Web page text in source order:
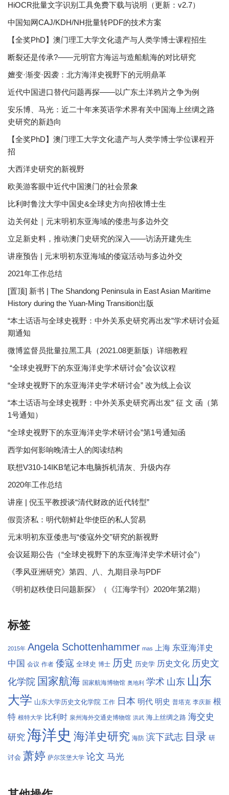
HiOCR批量文字识别工具免费下载与说明（更新：v2.7）
中国知网CAJ/KDH/NH批量转PDF的技术方案
【全奖PhD】澳门理工大学文化遗产与人类学博士课程招生
断裂还是传承?——元明官方海运与造船航海的对比研究
嬗变·渐变·因袭：北方海洋史视野下的元明鼎革
近代中国进口替代问题再探——以广东土洋鸦片之争为例
安乐博、马光：近二十年来英语学术界有关中国海上丝绸之路
史研究的新趋向
【全奖PhD】澳门理工大学文化遗产与人类学博士学位课程开
招
大西洋史研究的新视野
欧美游客眼中近代中国澳门的社会景象
比利时鲁汶大学中国史&全球史方向招收博士生
边关何处｜元末明初东亚海域的倭患与多边外交
立足新史料，推动澳门史研究的深入——访汤开建先生
讲座预告 | 元末明初东亚海域的倭寇活动与多边外交
2021年工作总结
[置顶] 新书 | The Shandong Peninsula in East Asian Maritime
History during the Yuan-Ming Transition出版
“本土话语与全球史视野：中外关系史研究再出发”学术研讨会延
期通知
微博监督员批量拉黑工具（2021.08更新版）详细教程
“全球史视野下的东亚海洋史学术研讨会”会议议程
“全球史视野下的东亚海洋史学术研讨会” 改为线上会议
“本土话语与全球史视野：中外关系史研究再出发” 征 文 函（第
1号通知）
“全球史视野下的东亚海洋史学术研讨会”第1号通知函
西学如何影响晚清士人的阅读结构
联想V310-14IKB笔记本电脑拆机清灰、升级内存
2020年工作总结
讲座 | 倪玉平教授谈“清代财政的近代转型”
假贡济私：明代朝鲜赴华使臣的私人贸易
元末明初东亚倭患与“倭寇外交”研究的新视野
会议延期公告（“全球史视野下的东亚海洋史学术研讨会”）
《季风亚洲研究》第四、八、九期目录与PDF
《明初赵秩使日问题新探》（《江海学刊》2020年第2期）
标签
2015年 Angela Schottenhammer mas 上海 东亚海洋史
中国 会议 作者 倭寇 全球史 博士 历史 历史学 历史文化 历史文
化学院 国家航海 国家航海博物馆 奥地利 学术 山东 山东
大学 山东大学历史文化学院 工作 日本 明代 明史 普塔克 李庆新 根
特 根特大学 比利时 泉州海外交通史博物馆 洪武 海上丝绸之路 海交史
研究 海洋史 海洋史研究 海防 滨下武志 目录 研
讨会 萧婷 萨尔茨堡大学 论文 马光